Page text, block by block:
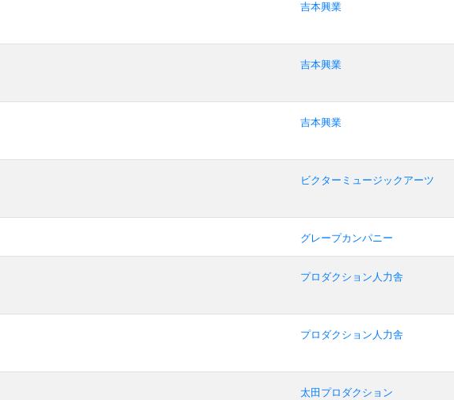
吉本興業
吉本興業
吉本興業
ビクターミュージックアーツ
グレープカンパニー
プロダクション人力舎
プロダクション人力舎
太田プロダクション